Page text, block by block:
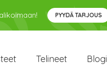
PYYDÄ TARJOUS
Telineet Blogi